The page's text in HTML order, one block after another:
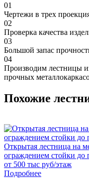
01
Чертежи в трех
02
Проверка качества
03
Большой запас
04
Производим лестницы
прочных
Похожие
Открытая лестница на
ограждением стойки до
от 500 тыс руб/этаж
Подробнее